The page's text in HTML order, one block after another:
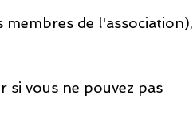
de l'association),
si vous ne pouvez pas